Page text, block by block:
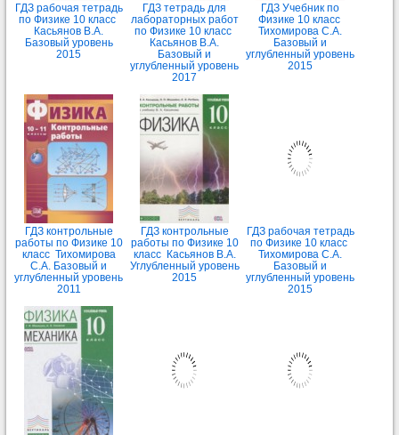
ГДЗ рабочая тетрадь
по Физике 10 класс
Касьянов В.А.
Базовый уровень
2015
ГДЗ тетрадь для
лабораторных работ
по Физике 10 класс
Касьянов В.А.
Базовый и
углубленный уровень
2017
ГДЗ Учебник по
Физике 10 класс
Тихомирова С.А.
Базовый и
углубленный уровень
2015
ГДЗ контрольные
работы по Физике 10
класс Тихомирова
С.А. Базовый и
углубленный уровень
2011
ГДЗ контрольные
работы по Физике 10
класс Касьянов В.А.
Углубленный уровень
2015
ГДЗ рабочая тетрадь
по Физике 10 класс
Тихомирова С.А.
Базовый и
углубленный уровень
2015